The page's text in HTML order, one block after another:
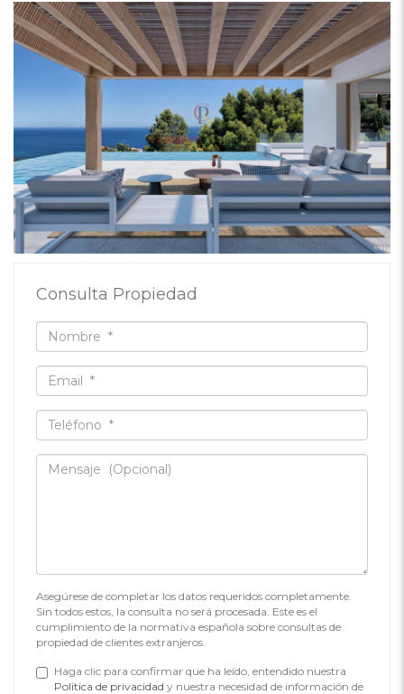
Consulta Propiedad
Asegúrese de completar los datos requeridos completamente.
Sin todos estos, la consulta no será procesada. Este es el
cumplimiento de la normativa española sobre consultas de
propiedad de clientes extranjeros.
Haga clic para confirmar que ha leído, entendido nuestra
Política de privacidad y nuestra necesidad de información de